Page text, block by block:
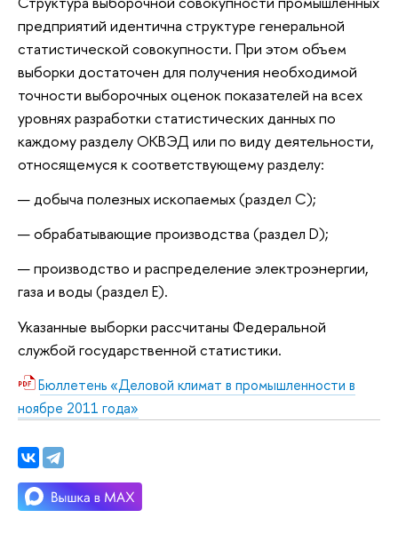
предприятий идентична структуре генеральной
статистической совокупности. При этом объем
выборки достаточен для получения необходимой
точности выборочных оценок показателей на всех
уровнях разработки статистических данных по
каждому разделу ОКВЭД или по виду деятельности,
относящемуся к соответствующему разделу:
добыча полезных ископаемых (раздел С);
обрабатывающие производства (раздел D);
производство и распределение электроэнергии,
газа и воды (раздел Е).
Указанные выборки рассчитаны Федеральной
службой государственной статистики.
Бюллетень «Деловой климат в промышленности в
ноябре 2011 года»